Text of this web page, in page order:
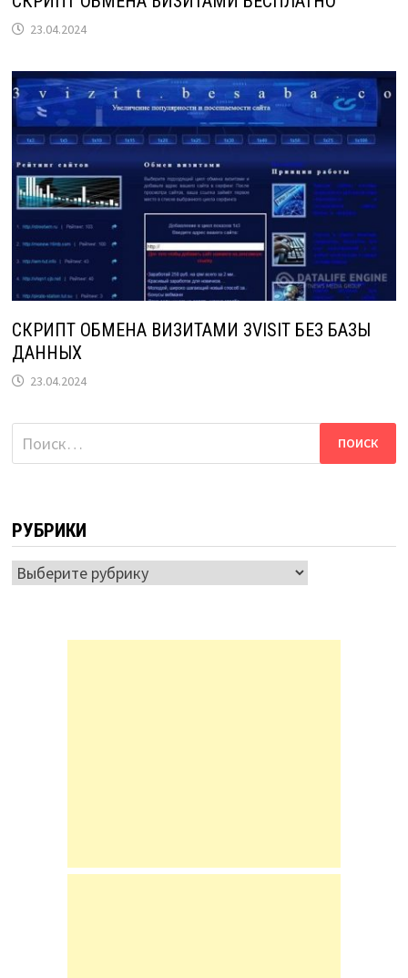
23.04.2024
СКРИПТ ОБМЕНА ВИЗИТАМИ 3VISIT БЕЗ БАЗЫ
ДАННЫХ
23.04.2024
Найти:
РУБРИКИ
Рубрики